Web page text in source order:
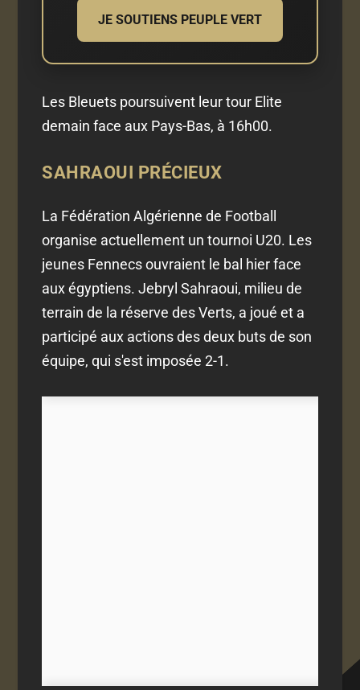
JE SOUTIENS PEUPLE VERT
Les Bleuets poursuivent leur tour Elite
demain face aux Pays-Bas, à 16h00.
SAHRAOUI PRÉCIEUX
La Fédération Algérienne de Football
organise actuellement un tournoi U20. Les
jeunes Fennecs ouvraient le bal hier face
aux égyptiens. Jebryl Sahraoui, milieu de
terrain de la réserve des Verts, a joué et a
participé aux actions des deux buts de son
équipe, qui s'est imposée 2-1.